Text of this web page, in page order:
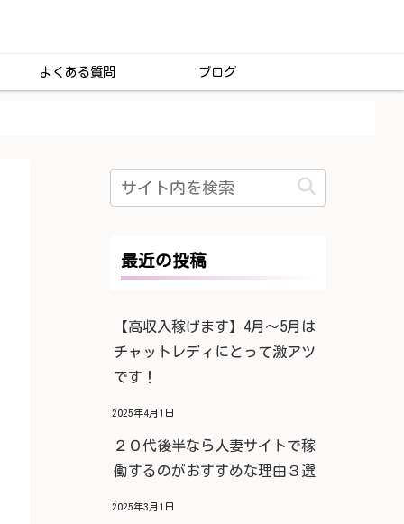
よくある質問 ブログ
最近の投稿
【高収入稼げます】4月〜5月は
チャットレディにとって激アツ
です！
2025年4月1日
２０代後半なら人妻サイトで稼
働するのがおすすめな理由３選
2025年3月1日